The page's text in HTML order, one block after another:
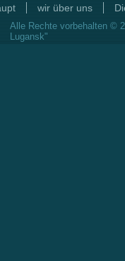
wir über uns
Alle Rechte vorbehalten ©
Lugansk"